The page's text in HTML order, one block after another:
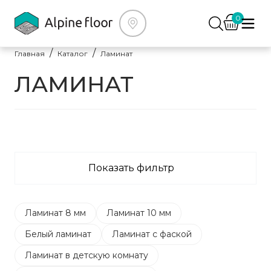
0
Главная Каталог Ламинат
ЛАМИНАТ
Показать фильтр
Ламинат 8 мм
Ламинат 10 мм
Белый ламинат
Ламинат с фаской
Ламинат в детскую комнату